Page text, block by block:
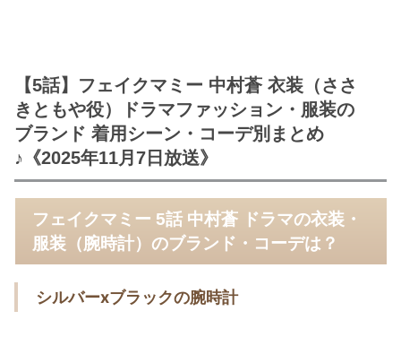
【5話】フェイクマミー 中村蒼 衣装（ささ
きともや役）ドラマファッション・服装の
ブランド 着用シーン・コーデ別まとめ
♪《2025年11月7日放送》
フェイクマミー 5話 中村蒼 ドラマの衣装・
服装（腕時計）のブランド・コーデは？
シルバーxブラックの腕時計